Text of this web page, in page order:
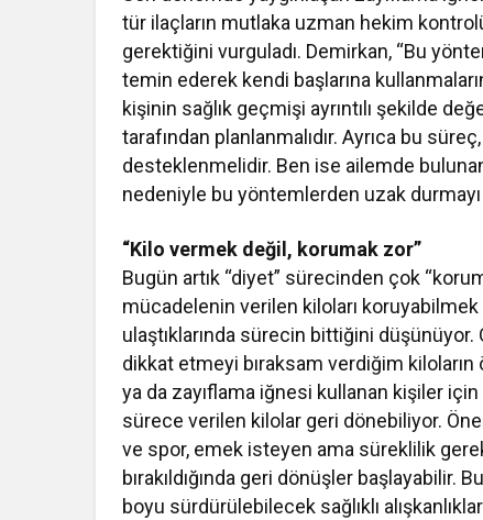
tür ilaçların mutlaka uzman hekim
gerektiğini vurguladı. Demirkan, “Bu
temin ederek kendi başlarına
kişinin sağlık geçmişi ayrıntılı şekilde
tarafından planlanmalıdır. Ayrıca bu
desteklenmelidir. Ben ise ailemde
nedeniyle bu yöntemlerden uzak
“Kilo vermek değil, korumak zor”
Bugün artık “diyet” sürecinden çok
mücadelenin verilen kiloları
ulaştıklarında sürecin bittiğini
dikkat etmeyi bıraksam verdiğim kiloların
ya da zayıflama iğnesi kullanan kişiler
sürece verilen kilolar geri dönebiliyor.
ve spor, emek isteyen ama süreklilik
bırakıldığında geri dönüşler
boyu sürdürülebilecek sağlıklı